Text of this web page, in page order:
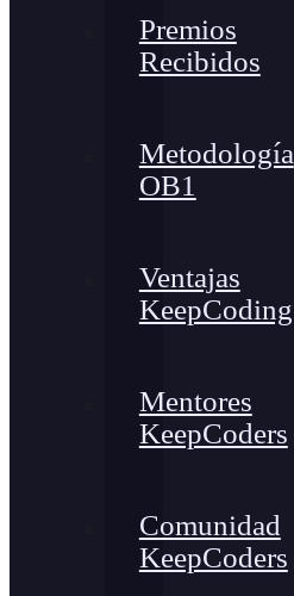
Premios
Recibidos
Metodología
OB1
Ventajas
KeepCoding
Mentores
KeepCoders
Comunidad
KeepCoders